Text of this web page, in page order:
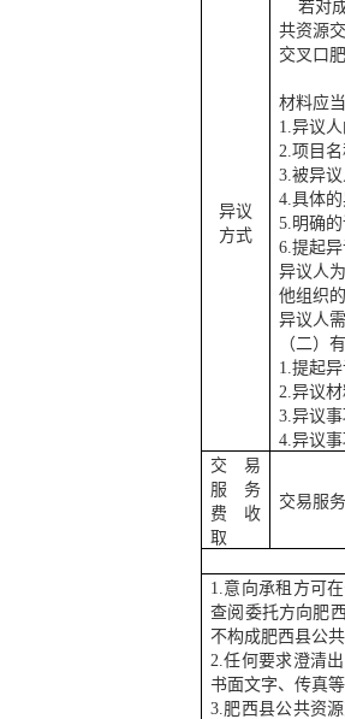
异议
方式
若对
共资源
交叉口
材料应
1.异议
2.项目
3.被异
4.具体
5.明确
6.提起
异议人
他组织
异议人
（二）
1.提起
2.异议
3.异议
4.异议
交易
服务
费收
取
交易服
1.意向承租方 可
查阅委托方向肥
不构成肥西县公
2.任何要求澄清
书面文字、传真
3.肥西县公共资